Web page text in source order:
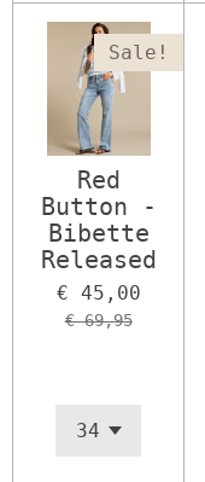
Sale!
Red
Button -
Bibette
Released
€ 45,00
€ 69,95